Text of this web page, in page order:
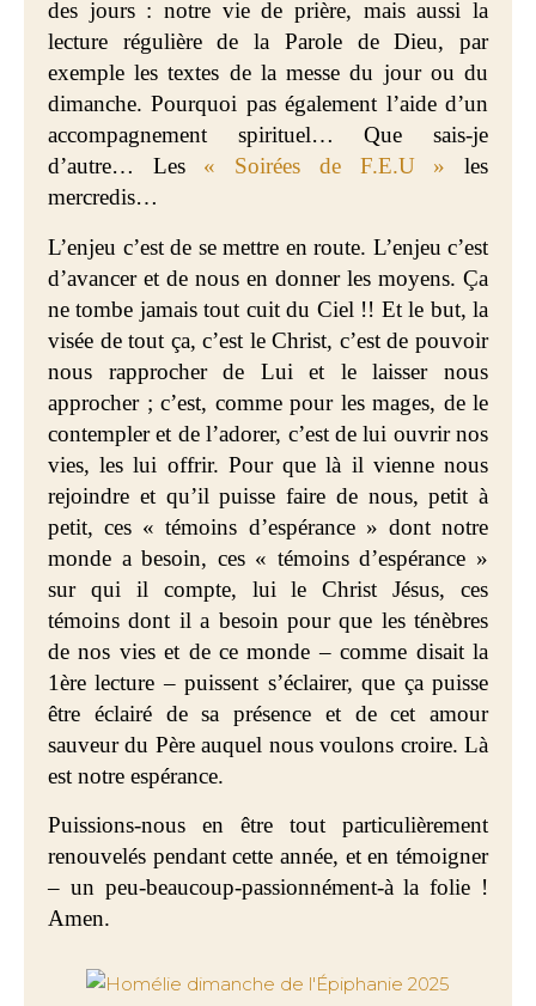
des jours : notre vie de prière, mais aussi la
lecture régulière de la Parole de Dieu, par
exemple les textes de la messe du jour ou du
dimanche. Pourquoi pas également l’aide d’un
accompagnement spirituel…Que sais-je
d’autre… Les « Soirées de F.E.U » les
mercredis…
L’enjeu c’est de se mettre en route. L’enjeu c’est
d’avancer et de nous en donner les moyens. Ça
ne tombe jamais tout cuit du Ciel !! Et le but, la
visée de tout ça, c’est le Christ, c’est de pouvoir
nous rapprocher de Lui et le laisser nous
approcher ; c’est, comme pour les mages, de le
contempler et de l’adorer, c’est de lui ouvrir nos
vies, les lui offrir. Pour que là il vienne nous
rejoindre et qu’il puisse faire de nous, petit à
petit, ces « témoins d’espérance » dont notre
monde a besoin, ces « témoins d’espérance »
sur qui il compte, lui le Christ Jésus, ces
témoins dont il a besoin pour que les ténèbres
de nos vies et de ce monde – comme disait la
1ère lecture – puissent s’éclairer, que ça puisse
être éclairé de sa présence et de cet amour
sauveur du Père auquel nous voulons croire. Là
est notre espérance.
Puissions-nous en être tout particulièrement
renouvelés pendant cette année, et en témoigner
– un peu-beaucoup-passionnément-à la folie !
Amen.